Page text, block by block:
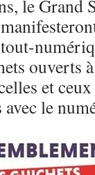
le Grand
ouverts
et
le